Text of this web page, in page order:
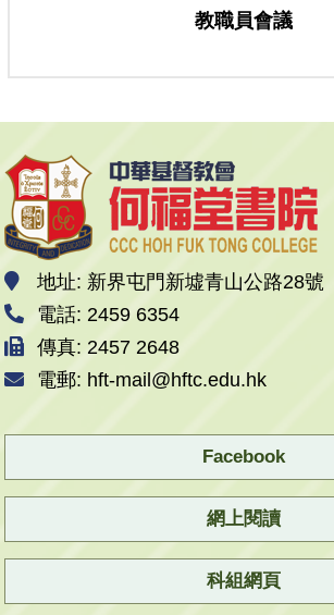
教職員會議
地址: 新界屯門新墟青山公路28號
電話: 2459 6354
傳真: 2457 2648
電郵: hft-mail@hftc.edu.hk
Facebook
網上閱讀
科組網頁